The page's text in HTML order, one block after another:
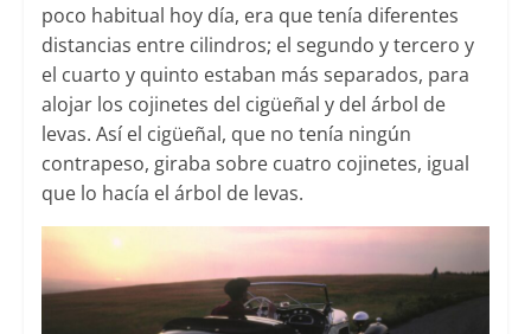
poco habitual hoy día, era que tenía diferentes
distancias entre cilindros; el segundo y tercero y
el cuarto y quinto estaban más separados, para
alojar los cojinetes del cigüeñal y del árbol de
levas. Así el cigüeñal, que no tenía ningún
contrapeso, giraba sobre cuatro cojinetes, igual
que lo hacía el árbol de levas.